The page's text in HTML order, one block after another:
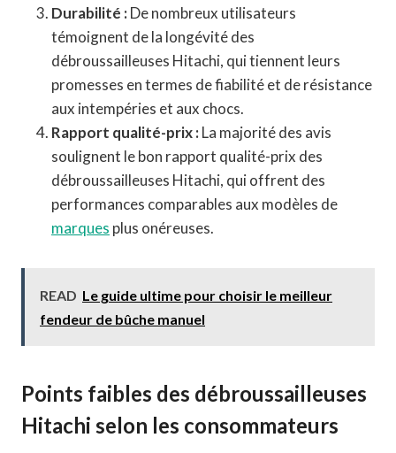
Durabilité :De nombreux utilisateurs
témoignent de la longévité des
débroussailleuses Hitachi, qui tiennent leurs
promesses en termes de fiabilité et de résistance
aux intempéries et aux chocs.
Rapport qualité-prix :La majorité des avis
soulignent le bon rapport qualité-prix des
débroussailleuses Hitachi, qui offrent des
performances comparables aux modèles de
marques plus onéreuses.
READ Le guide ultime pour choisir le meilleur
fendeur de bûche manuel
Points faibles des débroussailleuses
Hitachi selon les consommateurs